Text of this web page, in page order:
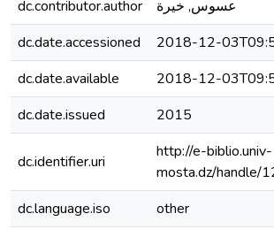
dc.contributor.author
عسوس, خيرة
dc.date.accessioned
2018-12-
dc.date.available
2018-12-
dc.date.issued
2015
dc.identifier.uri
http://e-biblio.univ-
mosta.dz/
dc.language.iso
other